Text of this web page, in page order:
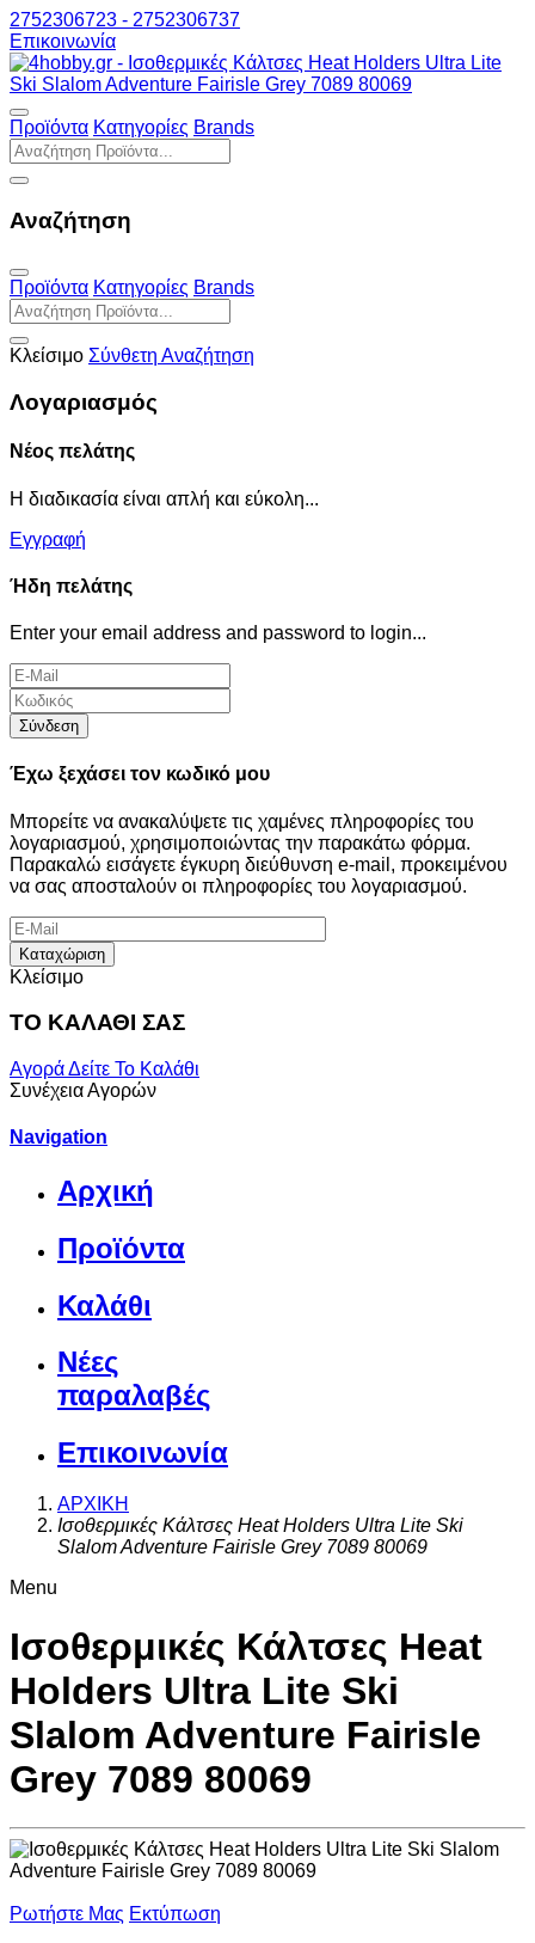
2752306723 - 2752306737
Επικοινωνία
Προϊόντα Κατηγορίες Brands
Αναζήτηση
Προϊόντα Κατηγορίες Brands
Κλείσιμο Σύνθετη Αναζήτηση
Λογαριασμός
Νέος πελάτης
Η διαδικασία είναι απλή και εύκολη...
Εγγραφή
Ήδη πελάτης
Enter your email address and password to login...
Σύνδεση
Έχω ξεχάσει τον κωδικό μου
Μπορείτε να ανακαλύψετε τις χαμένες πληροφορίες του
λογαριασμού, χρησιμοποιώντας την παρακάτω φόρμα.
Παρακαλώ εισάγετε έγκυρη διεύθυνση e-mail, προκειμένου
να σας αποσταλούν οι πληροφορίες του λογαριασμού.
Καταχώριση
Κλείσιμο
ΤΟ ΚΑΛΑΘΙ ΣΑΣ
ΑγοράΔείτε Το Καλάθι
Συνέχεια Αγορών
Navigation
Αρχική
Προϊόντα
Καλάθι
Νέες
παραλαβές
Επικοινωνία
ΑΡΧΙΚΗ
Ισοθερμικές Κάλτσες Heat Holders Ultra Lite Ski
Slalom Adventure Fairisle Grey 7089 80069
Menu
Ισοθερμικές Κάλτσες Heat
Holders Ultra Lite Ski
Slalom Adventure Fairisle
Grey 7089 80069
Ρωτήστε Μας Εκτύπωση